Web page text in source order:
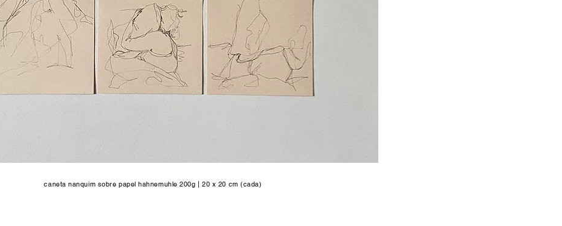
caneta nanquim sobre papel hahnemuhle 200g | 20 x 20 cm (cada)